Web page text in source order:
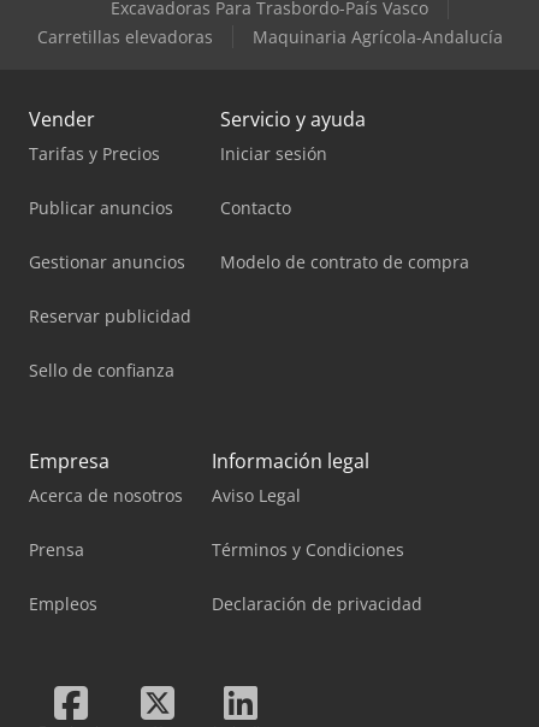
Excavadoras Para Trasbordo-País Vasco
Carretillas elevadoras
Maquinaria Agrícola-Andalucía
Vender
Tarifas y Precios
Publicar anuncios
Gestionar anuncios
Reservar publicidad
Sello de confianza
Servicio y ayuda
Iniciar sesión
Contacto
Modelo de contrato de compra
Empresa
Acerca de nosotros
Prensa
Empleos
Información legal
Aviso Legal
Términos y Condiciones
Declaración de privacidad